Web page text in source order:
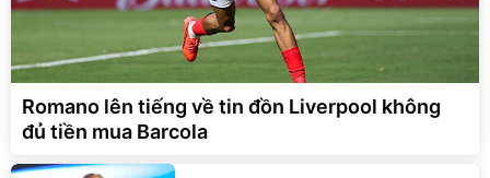
Romano lên tiếng về tin đồn Liverpool không
đủ tiền mua Barcola